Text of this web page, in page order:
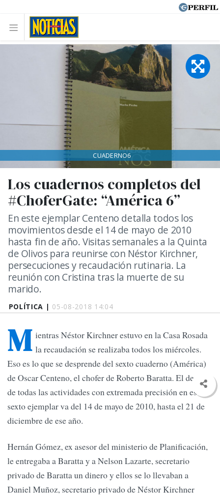
POLÍTICA | 05-08-2018 14:04
Los cuadernos completos del
#ChoferGate: “América 6”
En este ejemplar Centeno detalla todos los
movimientos desde el 14 de mayo de 2010
hasta fin de año. Visitas semanales a la Quinta
de Olivos para reunirse con Néstor Kirchner,
persecuciones y recaudación rutinaria. La
reunión con Cristina tras la muerte de su
marido.
CUADERNO6
M ientras Néstor Kirchner estuvo en la Casa Rosada
la recaudación se realizaba todos los miércoles.
Eso es lo que se desprende del sexto cuaderno (América)
de Oscar Centeno, el chofer de Roberto Baratta. El detalle
de todas las actividades con extremada precisión en este
sexto ejemplar va del 14 de mayo de 2010, hasta el 21 de
diciembre de ese año.
Hernán Gómez, ex asesor del ministerio de Planificación,
le entregaba a Baratta y a Nelson Lazarte, secretario
privado de Baratta un dinero y ellos se lo llevaban a
Daniel Muñoz, secretario privado de Néstor Kirchner